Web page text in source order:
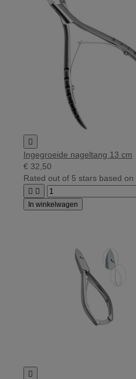

Ingegroeide nageltang 13 cm
€ 32,50
Rated out of 5 stars based on
 
In winkelwagen
